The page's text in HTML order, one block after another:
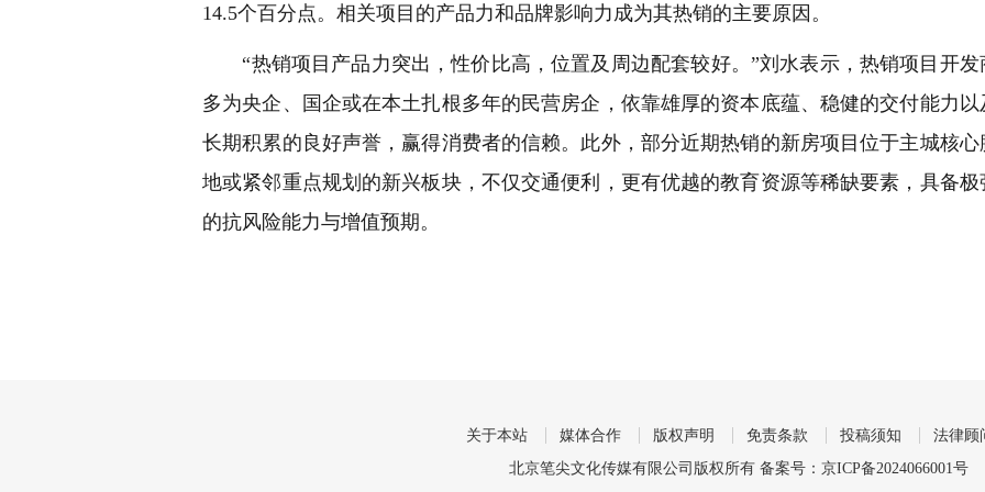
14.5个百分点。相关项目的产品力和品牌影响力成为其热销的主要原因。
“热销项目产品力突出，性价比高，位置及周边配套较好。”刘水表示，热销项目开发
多为央企、国企或在本土扎根多年的民营房企，依靠雄厚的资本底蕴、稳健的交付能力以
长期积累的良好声誉，赢得消费者的信赖。此外，部分近期热销的新房项目位于主城核心
地或紧邻重点规划的新兴板块，不仅交通便利，更有优越的教育资源等稀缺要素，具备极
的抗风险能力与增值预期。
关于本站 媒体合作 版权声明 免责条款 投稿须知
法律顾
北京笔尖文化传媒有限公司版权所有 备案号： 京ICP备2024066001号